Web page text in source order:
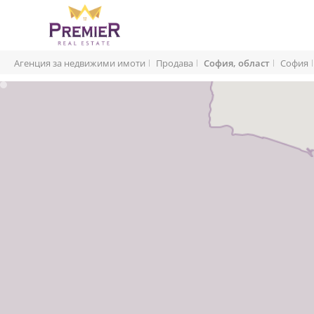
Агенция за недвижими имоти Продава София, област София